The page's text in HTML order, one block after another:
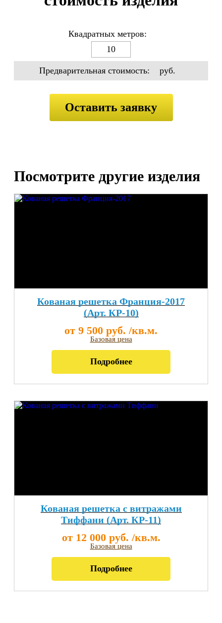
Квадратных метров:
Предварительная стоимость: руб.
Посмотрите другие изделия
Кованая решетка Франция-2017
(Арт. КР-10)
от 9 500 руб. /кв.м.
Базовая цена
Подробнее
Кованая решетка с витражами
Тиффани (Арт. КР-11)
от 12 000 руб. /кв.м.
Базовая цена
Подробнее